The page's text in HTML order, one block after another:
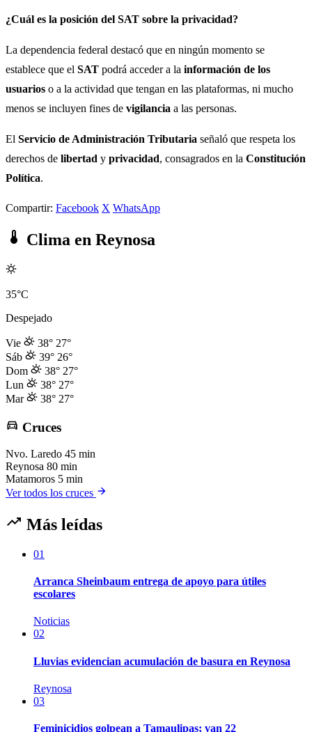
¿Cuál es la posición del SAT sobre la privacidad?
La dependencia federal destacó que en ningún momento se
establece que el SAT podrá acceder a la información de los
usuarios o a la actividad que tengan en las plataformas, ni mucho
menos se incluyen fines de vigilancia a las personas.
El Servicio de Administración Tributaria señaló que respeta los
derechos de libertad y privacidad, consagrados en la Constitución
Política.
Compartir: Facebook X WhatsApp
Clima en Reynosa
35°C
Despejado
Vie 38° 27°
Sáb
39° 26°
Dom
38° 27°
Lun
38° 27°
Mar
38° 27°
Cruces
Nvo. Laredo 45 min
Reynosa 80 min
Matamoros 5 min
Ver todos los cruces
Más leídas
01
Arranca Sheinbaum entrega de apoyo para útiles
escolares
Noticias
02
Lluvias evidencian acumulación de basura en Reynosa
Reynosa
03
Feminicidios golpean a Tamaulipas; van 22